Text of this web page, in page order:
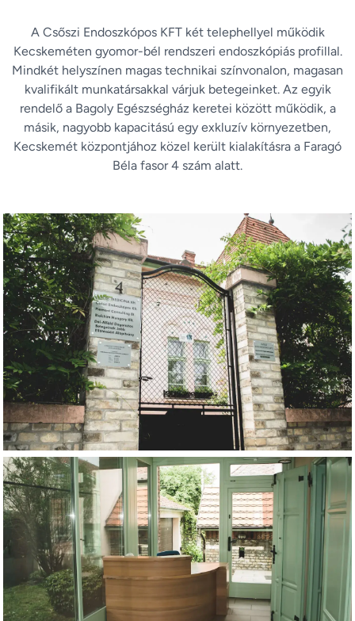
A Csőszi Endoszkópos KFT két telephellyel működik
Kecskeméten gyomor-bél rendszeri endoszkópiás profillal.
Mindkét helyszínen magas technikai színvonalon, magasan
kvalifikált munkatársakkal várjuk betegeinket. Az egyik
rendelő a Bagoly Egészségház keretei között működik, a
másik, nagyobb kapacitású egy exkluzív környezetben,
Kecskemét központjához közel került kialakításra a Faragó
Béla fasor 4 szám alatt.